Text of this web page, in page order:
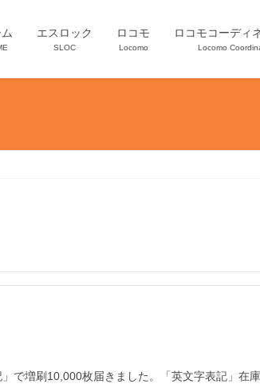
エスロック
SLOC
ロコモ
Locomo
ロコモコーディ
Locomo
で増刷10,000枚届きました。「英文字表記」在